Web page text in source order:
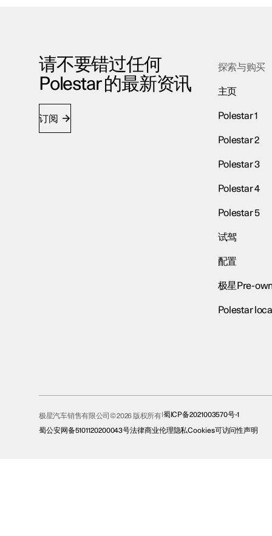
请不要错过任何
Polestar 的最新资讯
订阅
探索与购买
主页
Polestar 1
Polestar 2
Polestar 3
Polestar 4
Polestar 5
试驾
配置
极星Pre-
Polestar
极星汽车销售有限公司© 2026 版权所有 蜀ICP备2021003570号-1
蜀公安网备5101120200043号法律商业伦理隐私Cookies可访问性声明